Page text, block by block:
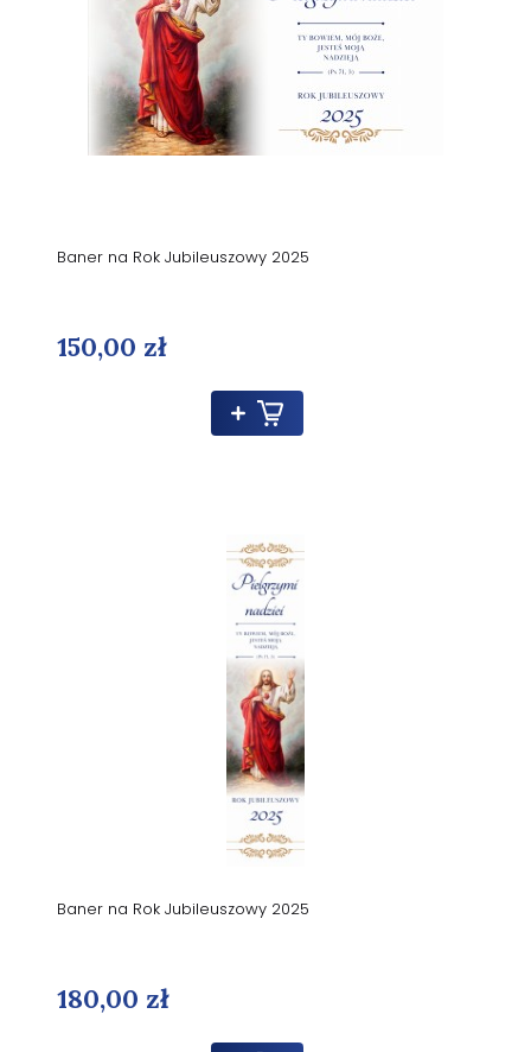
Baner na Rok Jubileuszowy 2025
150,00 zł
Baner na Rok Jubileuszowy 2025
180,00 zł